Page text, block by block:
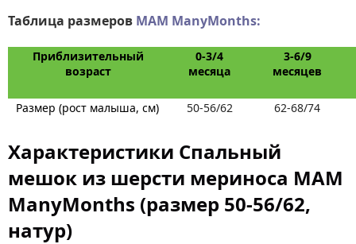
Таблица размеров MAM ManyMonths:
Приблизительный
возраст
0-3/4
месяца
3-6/9
месяцев
Размер (рост малыша, см) 50-56/62 62-68/74
Характеристики Спальный
мешок из шерсти мериноса MAM
ManyMonths (размер 50-56/62,
натур)